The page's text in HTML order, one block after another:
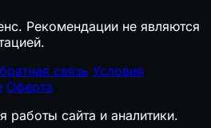
Рекомендации не являются
связь Условия
Оферта
работы сайта и аналитики.